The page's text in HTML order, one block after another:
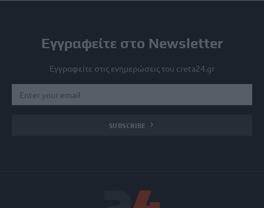
Εγγραφείτε στο Newsletter
Εγγραφείτε στις ενημερώσεις του creta24.gr
SUBSCRIBE